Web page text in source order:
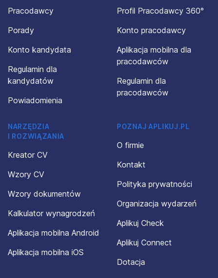
Pracodawcy
Porady
Konto kandydata
Regulamin dla
kandydatów
Powiadomienia
Profil Pracodawcy 360°
Konto pracodawcy
Aplikacja mobilna dla
pracodawców
Regulamin dla
pracodawców
NARZĘDZIA
I ROZWIĄZANIA
Kreator CV
Wzory CV
Wzory dokumentów
Kalkulator wynagrodzeń
Aplikacja mobilna Android
Aplikacja mobilna iOS
POZNAJ APLIKUJ.PL
O firmie
Kontakt
Polityka prywatności
Organizacja wydarzeń
Aplikuj Check
Aplikuj Connect
Dotacja